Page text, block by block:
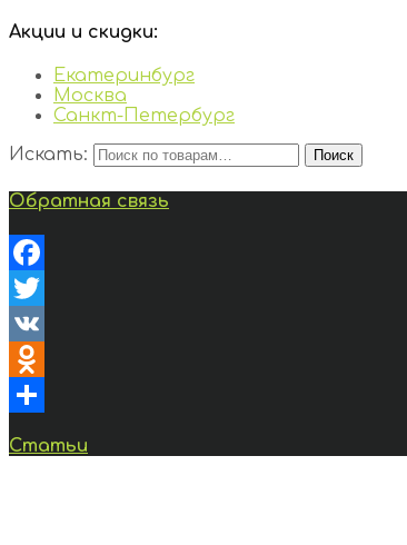
Акции и скидки:
Екатеринбург
Москва
Санкт-Петербург
Искать:
Поиск
Обратная связь
Facebook
Twitter
VK
Odnoklassniki
Статьи